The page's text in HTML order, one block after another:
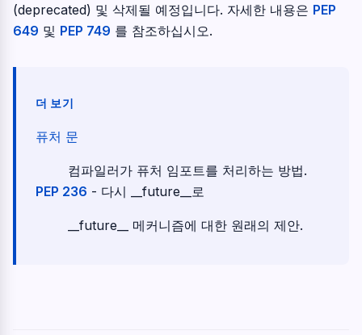
(deprecated) 및 삭제될 예정입니다. 자세한 내용은 PEP
649 및 PEP 749 를 참조하십시오.
더 보기
퓨처 문
컴파일러가 퓨처 임포트를 처리하는 방법.
PEP 236 - 다시 __future__로
__future__ 메커니즘에 대한 원래의 제안.